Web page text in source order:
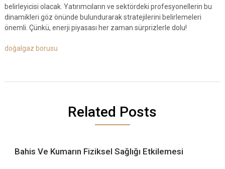
belirleyicisi olacak. Yatırımcıların ve sektördeki profesyonellerin bu
dinamikleri göz önünde bulundurarak stratejilerini belirlemeleri
önemli. Çünkü, enerji piyasası her zaman sürprizlerle dolu!
doğalgaz borusu
Related Posts
Bahis Ve Kumarın Fiziksel Sağlığı Etkilemesi